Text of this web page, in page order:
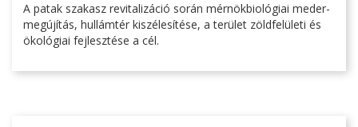
A patak szakasz revitalizáció során mérnökbiológiai meder-
megújítás, hullámtér kiszélesítése, a terület zöldfelületi és
ökológiai fejlesztése a cél.